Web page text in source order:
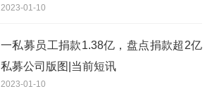
2023-01-10
一私募员工捐款1.38亿，盘点捐款超2亿
私募公司版图|当前短讯
2023-01-10